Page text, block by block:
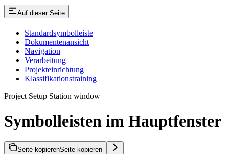
Auf dieser Seite
Standardsymbolleiste
Dokumentenansicht
Navigation
Verarbeitung
Projekteinrichtung
Klassifikationstraining
Project Setup Station window
Symbolleisten im Hauptfenster
Seite kopierenSeite kopieren